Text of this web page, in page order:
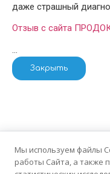
даже страшный
Отзыв с сайта
…
Закрыть
Мы используем файлы
работы Cайта, а также